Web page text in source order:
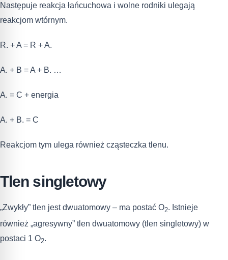
Następuje reakcja łańcuchowa i wolne rodniki ulegają
reakcjom wtórnym.
R. + A = R + A.
A. + B = A + B. …
A. = C + energia
A. + B. = C
Reakcjom tym ulega również cząsteczka tlenu.
Tlen singletowy
„Zwykły” tlen jest dwuatomowy – ma postać O2. Istnieje
również „agresywny” tlen dwuatomowy (tlen singletowy) w
postaci 1 O2.